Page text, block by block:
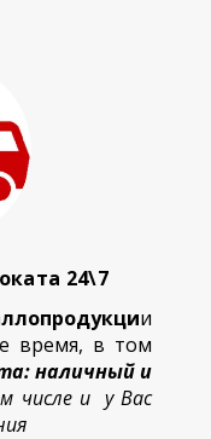
24\7
и
время, в том
наличный и
числе и у Вас